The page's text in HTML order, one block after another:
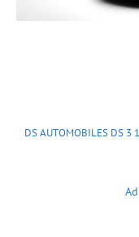
DS AUTOMOBILES DS 3